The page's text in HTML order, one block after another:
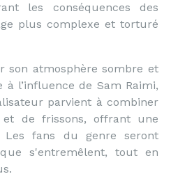
les conséquences des
plus complexe et torturé
son atmosphère sombre et
l’influence de Sam Raimi,
parvient à combiner
et de frissons, offrant une
Les fans du genre seront
s'entremêlent, tout en